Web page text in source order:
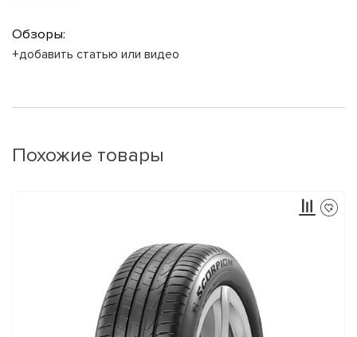
Обзоры:
+добавить статью или видео
Похожие товары